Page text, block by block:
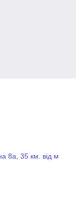
8а, 35 км. від м